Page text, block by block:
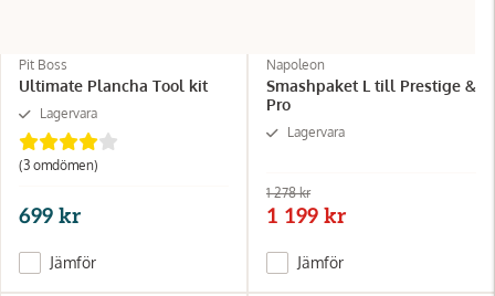
Pit Boss
Ultimate Plancha Tool kit
Lagervara
(3 omdömen)
699 kr
Jämför
Napoleon
Smashpaket L till Prestige &
Pro
Lagervara
1 278 kr
1 199 kr
Jämför